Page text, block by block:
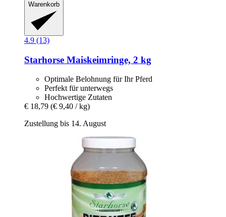
Warenkorb
4.9 (13)
Starhorse Maiskeimringe, 2 kg
Optimale Belohnung für Ihr Pferd
Perfekt für unterwegs
Hochwertige Zutaten
€ 18,79 (€ 9,40 / kg)
Zustellung bis 14. August